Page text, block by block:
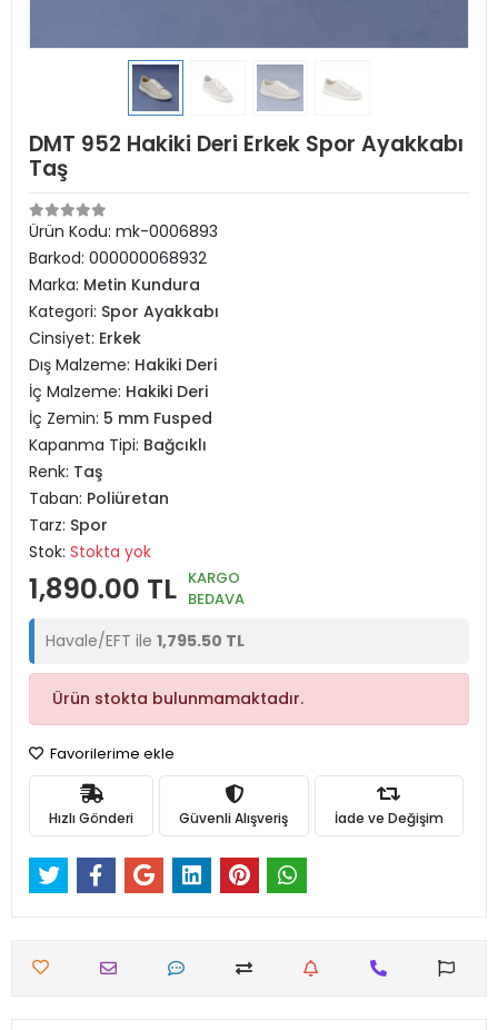
DMT 952 Hakiki Deri Erkek Spor Ayakkabı
Taş
Ürün Kodu: mk-0006893
Barkod: 000000068932
Marka: Metin Kundura
Kategori: Spor Ayakkabı
Cinsiyet: Erkek
Dış Malzeme: Hakiki Deri
İç Malzeme: Hakiki Deri
İç Zemin: 5 mm Fusped
Kapanma Tipi: Bağcıklı
Renk: Taş
Taban: Poliüretan
Tarz: Spor
Stok: Stokta yok
1,890.00 TL KARGO
BEDAVA
Havale/EFT ile 1,795.50 TL
Ürün stokta bulunmamaktadır.
Favorilerime ekle
Hızlı Gönderi Güvenli Alışveriş İade ve Değişim